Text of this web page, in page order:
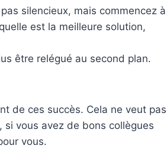
silencieux, mais commencez à
est la meilleure solution,
être relégué au second plan.
de ces succès. Cela ne veut pas
vous avez de bons collègues
vous.